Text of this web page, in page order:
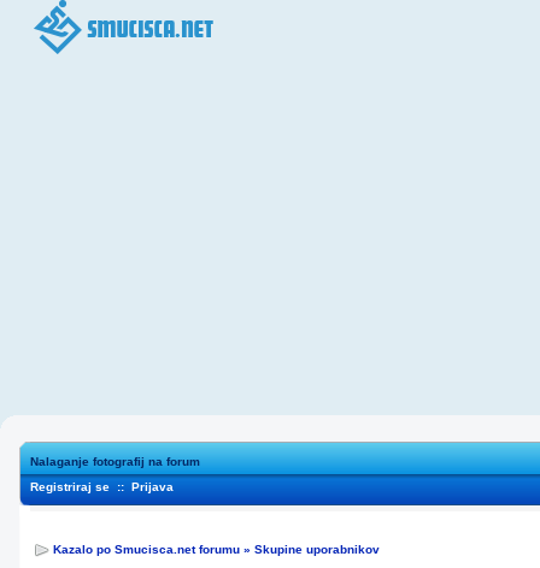
Nalaganje fotografij na forum
Registriraj se :: Prijava
Kazalo po Smucisca.net forumu » Skupine uporabnikov